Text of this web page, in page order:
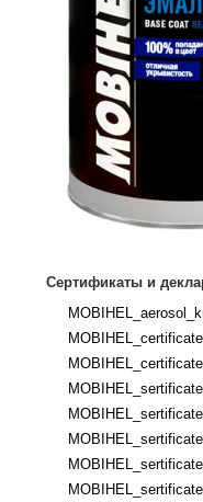
Сертификаты и